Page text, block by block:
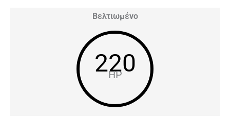
Βελτιωμένο
220
HP